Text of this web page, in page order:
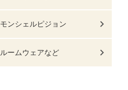
モンシェルピジョン
ルームウェアなど